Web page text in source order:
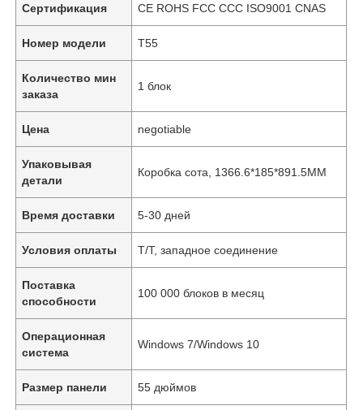
Сертификация CE ROHS FCC CCC ISO9001 CNAS
Номер модели T55
Количество мин
заказа
1 блок
Цена negotiable
Упаковывая
детали
Коробка сота, 1366.6*185*891.5MM
Время доставки 5-30 дней
Условия оплаты T/T, западное соединение
Поставка
способности
100 000 блоков в месяц
Операционная
система
Windows 7/Windows 10
Размер панели 55 дюймов